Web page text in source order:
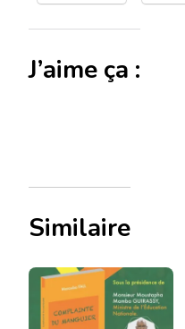
J’aime ça :
Similaire